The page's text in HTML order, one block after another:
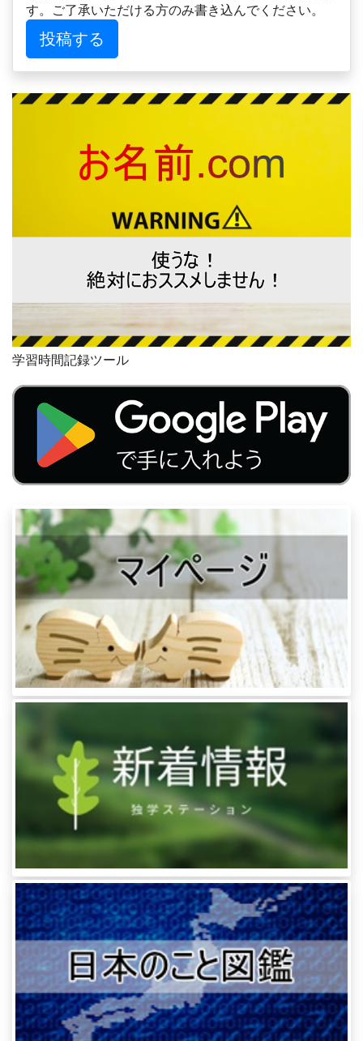
す。ご了承いただける方のみ書き込んでください。
投稿する
学習時間記録ツール